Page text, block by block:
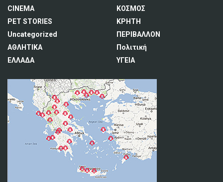
CINEMA
PET STORIES
Uncategorized
ΑΘΛΗΤΙΚΑ
ΕΛΛΑΔΑ
ΚΟΣΜΟΣ
ΚΡΗΤΗ
ΠΕΡΙΒΑΛΛΟΝ
Πολιτική
ΥΓΕΙΑ